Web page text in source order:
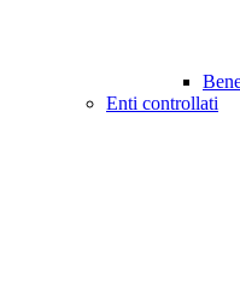
Enti controllati